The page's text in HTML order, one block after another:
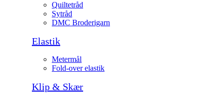
Quiltetråd
Sytråd
DMC Broderigarn
Elastik
Metermål
Fold-over elastik
Klip & Skær